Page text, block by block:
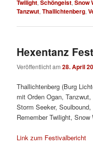
Twilight,Schöngeist,Snow
Tanzwut,Thallichtenberg,
Hexentanz
Veröffentlicht am28. April
Thallichtenberg (Burg
mit Orden Ogan,
Storm Seeker,
Remember Twilight,
Link zum Festivalbericht